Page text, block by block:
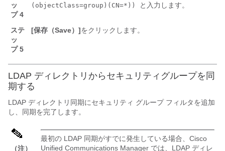
ッ
プ 4
(objectClass=group)(CN=*))
と入力します。
ステ
ッ
プ 5
[保存（Save）]をクリックします。
LDAP ディレクトリからセキュリティグループを同
期する
LDAP ディレクトリ同期にセキュリティ グループ フィルタを追加
し、同期を完了します。
（注）
最初の LDAP 同期がすでに発生している場合、Cisco
Unified Communications Manager では、LDAP ディレ